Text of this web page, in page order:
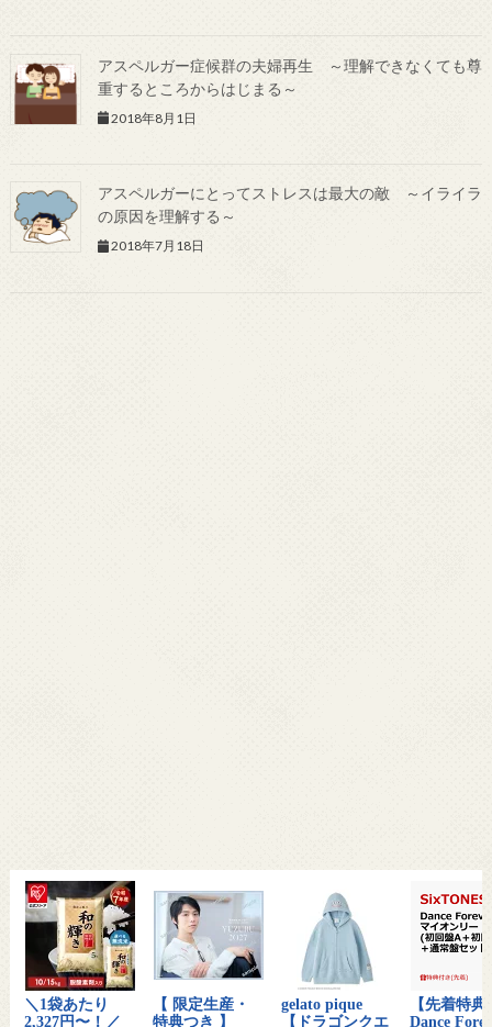
アスペルガー症候群の夫婦再生 ～理解できなくても尊
重するところからはじまる～
2018年8月1日
アスペルガーにとってストレスは最大の敵 ～イライラ
の原因を理解する～
2018年7月18日